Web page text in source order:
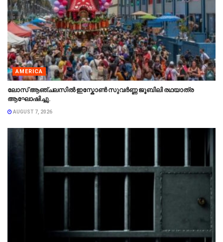
AMERICA
ലോസ് ആഞ്ചലസിൽ ഇസ്കോൺ സുവർണ്ണ ജൂബിലി രഥയാത്ര
ആഘോഷിച്ചു.
AUGUST 7, 2026